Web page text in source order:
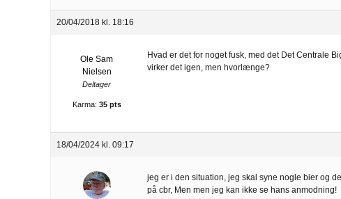
20/04/2018 kl. 18:16
Ole Sam
Nielsen
Deltager
Karma: 35 pts
Hvad er det for noget fusk, med det Det Centrale
virker det igen, men hvorlænge?
18/04/2024 kl. 09:17
jeg er i den situation, jeg skal syne nogle bier og
på cbr, Men men jeg kan ikke se hans anmodning!